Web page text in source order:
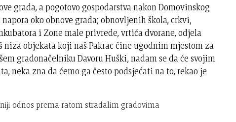
grada, a pogotovo gospodarstva nakon Domovinskog
oko obnove grada; obnovljenih škola, crkvi,
i Zone male privrede, vrtića dvorane, odjela
objekata koji naš Pakrac čine ugodnim mjestom za
gradonačelniku Davoru Huški, nadam se da će svojim
zna da ćemo ga često podsjećati na to, rekao je
odnos prema ratom stradalim gradovima